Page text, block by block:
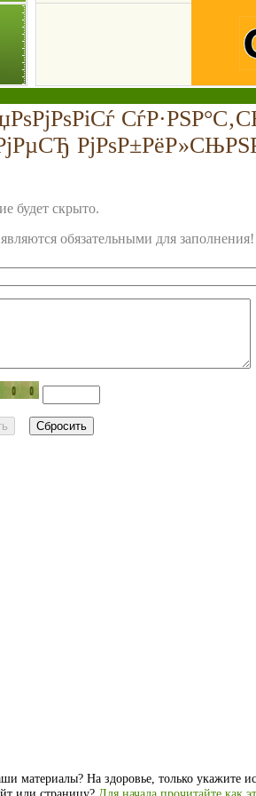
будет скрыто.
обязательными для заполнения!
материалы? На здоровье, только укажите